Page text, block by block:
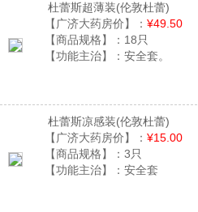
杜蕾斯超薄装(伦敦杜蕾)
【广济大药房价】： ¥49.50
【商品规格】： 18只
【功能主治】： 安全套。
杜蕾斯凉感装(伦敦杜蕾)
【广济大药房价】： ¥15.00
【商品规格】： 3只
【功能主治】： 安全套